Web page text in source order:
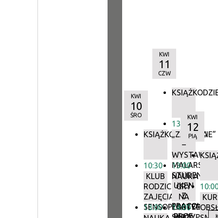
KWI
10
ŚRO
KSIĄŻKODZIELNIA
10:30
KLUB
RODZICÓW:
ZAJĘCIA
SENSOPLASTYCZNE
13:00
KWI
11
CZW
13:00
„ZAŚNIĘCIE”
–
WYSTAWA
MALARSTWA
STUDENTÓW
UKEN
Z
PRACOWNI
PROF.
13:00
NAUKA
GRY
NA
14:00
KWI
12
PIĄ